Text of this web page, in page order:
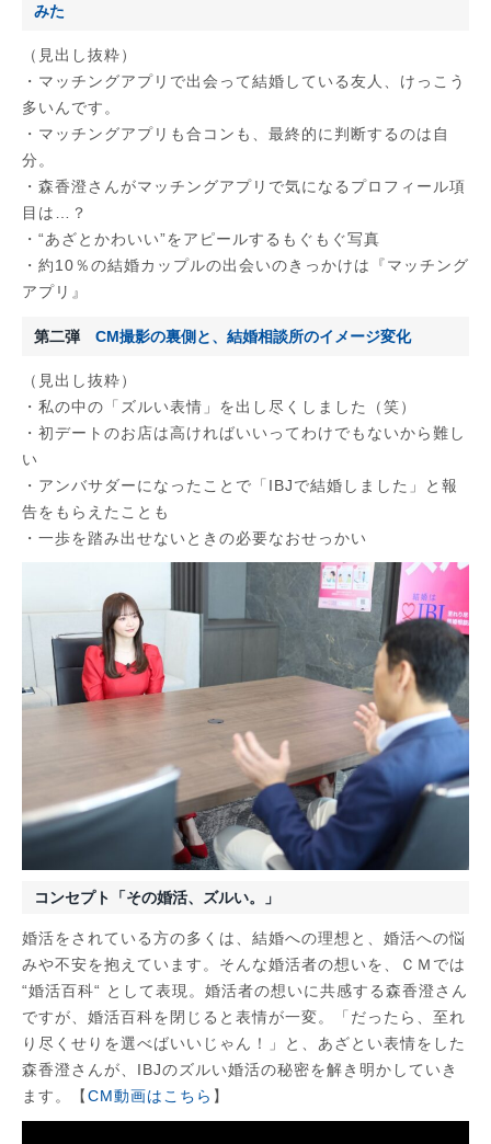
みた
（見出し抜粋）
・マッチングアプリで出会って結婚している友人、けっこう
多いんです。
・マッチングアプリも合コンも、最終的に判断するのは自
分。
・森香澄さんがマッチングアプリで気になるプロフィール項
目は…？
・“あざとかわいい”をアピールするもぐもぐ写真
・約10％の結婚カップルの出会いのきっかけは『マッチング
アプリ』
第二弾 CM撮影の裏側と、結婚相談所のイメージ変化
（見出し抜粋）
・私の中の「ズルい表情」を出し尽くしました（笑）
・初デートのお店は高ければいいってわけでもないから難し
い
・アンバサダーになったことで「IBJで結婚しました」と報
告をもらえたことも
・一歩を踏み出せないときの必要なおせっかい
コンセプト「その婚活、ズルい。」
婚活をされている方の多くは、結婚への理想と、婚活への悩
みや不安を抱えています。そんな婚活者の想いを、ＣＭでは
“婚活百科“ として表現。婚活者の想いに共感する森香澄さん
ですが、婚活百科を閉じると表情が一変。「だったら、至れ
り尽くせりを選べばいいじゃん！」と、あざとい表情をした
森香澄さんが、IBJのズルい婚活の秘密を解き明かしていき
ます。【CM動画はこちら 】